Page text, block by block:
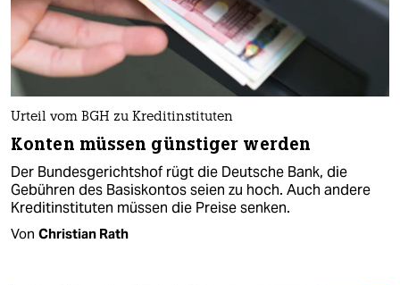
Urteil vom BGH zu Kreditinstituten
Konten müssen günstiger werden
Der Bundesgerichtshof rügt die Deutsche Bank, die
Gebühren des Basiskontos seien zu hoch. Auch andere
Kreditinstituten müssen die Preise senken.
Von Christian Rath